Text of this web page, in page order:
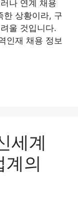
나 연계 채용
한 상황이라, 구
울 것입니다.
인재 채용 정보
세계
계의